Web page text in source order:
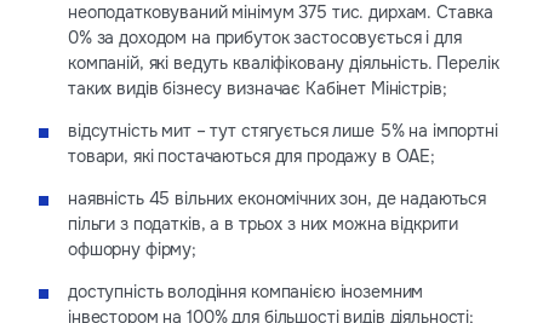
неоподатковуваний мінімум 375 тис. дирхам. Ставка
0% за доходом на прибуток застосовується і для
компаній, які ведуть кваліфіковану діяльність. Перелік
таких видів бізнесу визначає Кабінет Міністрів;
відсутність мит – тут стягується лише 5% на імпортні
товари, які постачаються для продажу в ОАЕ;
наявність 45 вільних економічних зон, де надаються
пільги з податків, а в трьох з них можна відкрити
офшорну фірму;
доступність володіння компанією іноземним
інвестором на 100% для більшості видів діяльності;